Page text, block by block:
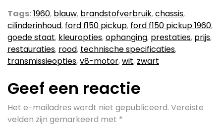
Tags:1960, blauw, brandstofverbruik,chassis,
cilinderinhoud, ford f150 pickup, ford f150 pickup 1960,
goede staat, kleuropties,ophanging, prestaties, prijs,
restauraties, rood, technische specificaties,
transmissieopties,v8-motor,wit, zwart
Geef een reactie
Het e-mailadres wordt niet gepubliceerd. Vereiste
velden zijn gemarkeerd met *